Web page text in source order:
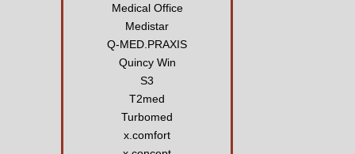
Medical Office
Medistar
Q-MED.PRAXIS
Quincy Win
S3
T2med
Turbomed
x.comfort